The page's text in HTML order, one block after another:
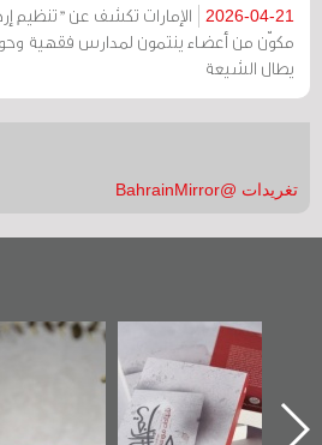
2026-04-21
الإمارات تكشف عن "تنظيم
مكوّن من أعضاء ينتمون لمدارس فقهية
يطال الشيعة
تغريدات @BahrainMirror
"حماة الباب الأخير":
الإصدار الأول عن
اعتصام الدراز
وأحداث ساحة
تصنيف
للوثائق
يقدمه